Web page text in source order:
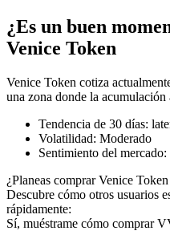
Futuros del USDC
Futuros que utilizan
¿Es un buen
Venice Token
Venice Token cotiza
una zona donde la acumulación
Tendencia de 30 días:
Volatilidad: Moderado
Sentimiento del mercado:
¿Planeas comprar Venice
Descubre cómo otros usuarios
rápidamente:
Sí, muéstrame cómo comprar